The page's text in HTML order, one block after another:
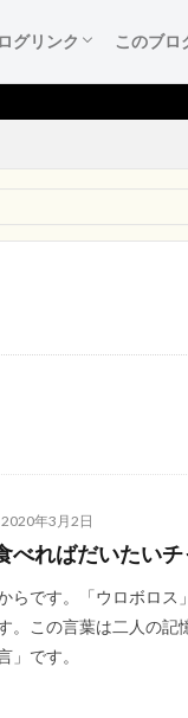
グリンク
グリンク
グリンクとは
グリンク 登録依頼
このブロ
ブログ
サイト
プライ
読者登
スポン
お問い
★活
2020年3月2日
べればだいたい
らです。「ウロボロス
。この言葉は二人の記
」です。